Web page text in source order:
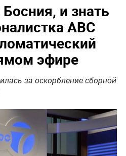
и знать
ABC
эфире
за оскорбление сборной